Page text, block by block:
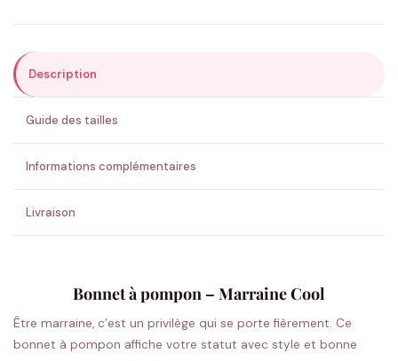
ENVOYER MA DEMANDE ✨
💚 Retour sous 24-48h🇫🇷 Flocage en France✅ Validation avant fabrication
Description
Guide des tailles
Informations complémentaires
Livraison
Bonnet à pompon – Marraine Cool
Être marraine, c’est un privilège qui se porte fièrement. Ce
bonnet à pompon affiche votre statut avec style et bonne